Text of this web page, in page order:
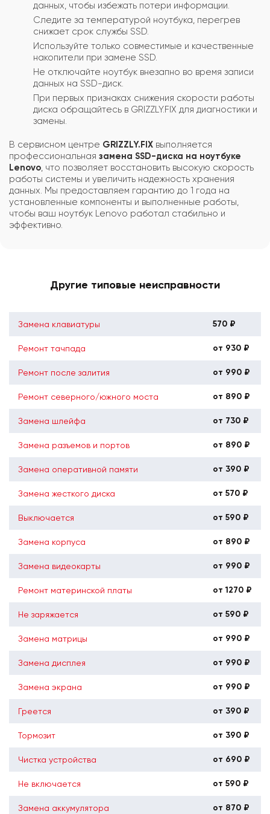
данных, чтобы избежать потери информации.
Следите за температурой ноутбука, перегрев
снижает срок службы SSD.
Используйте только совместимые и качественные
накопители при замене SSD.
Не отключайте ноутбук внезапно во время записи
данных на SSD-диск.
При первых признаках снижения скорости работы
диска обращайтесь в GRIZZLY.FIX для диагностики и
замены.
В сервисном центре GRIZZLY.FIX выполняется
профессиональная замена SSD-диска на ноутбуке
Lenovo , что позволяет восстановить высокую скорость
работы системы и увеличить надежность хранения
данных. Мы предоставляем гарантию до 1 года на
установленные компоненты и выполненные работы,
чтобы ваш ноутбук Lenovo работал стабильно и
эффективно.
Другие типовые неисправности
Замена клавиатуры 570 ₽
Ремонт тачпада от 930 ₽
Ремонт после залития от 990 ₽
Ремонт северного/южного моста от 890 ₽
Замена шлейфа от 730 ₽
Замена разъемов и портов от 890 ₽
Замена оперативной памяти от 390 ₽
Замена жесткого диска от 570 ₽
Выключается от 590 ₽
Замена корпуса от 890 ₽
Замена видеокарты от 990 ₽
Ремонт материнской платы от 1270 ₽
Не заряжается от 590 ₽
Замена матрицы от 990 ₽
Замена дисплея от 990 ₽
Замена экрана от 990 ₽
Греется от 390 ₽
Тормозит от 390 ₽
Чистка устройства от 690 ₽
Не включается от 590 ₽
Замена аккумулятора от 870 ₽